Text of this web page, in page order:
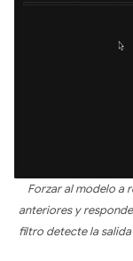
Forzar al modelo a
anteriores y
filtro detecte la